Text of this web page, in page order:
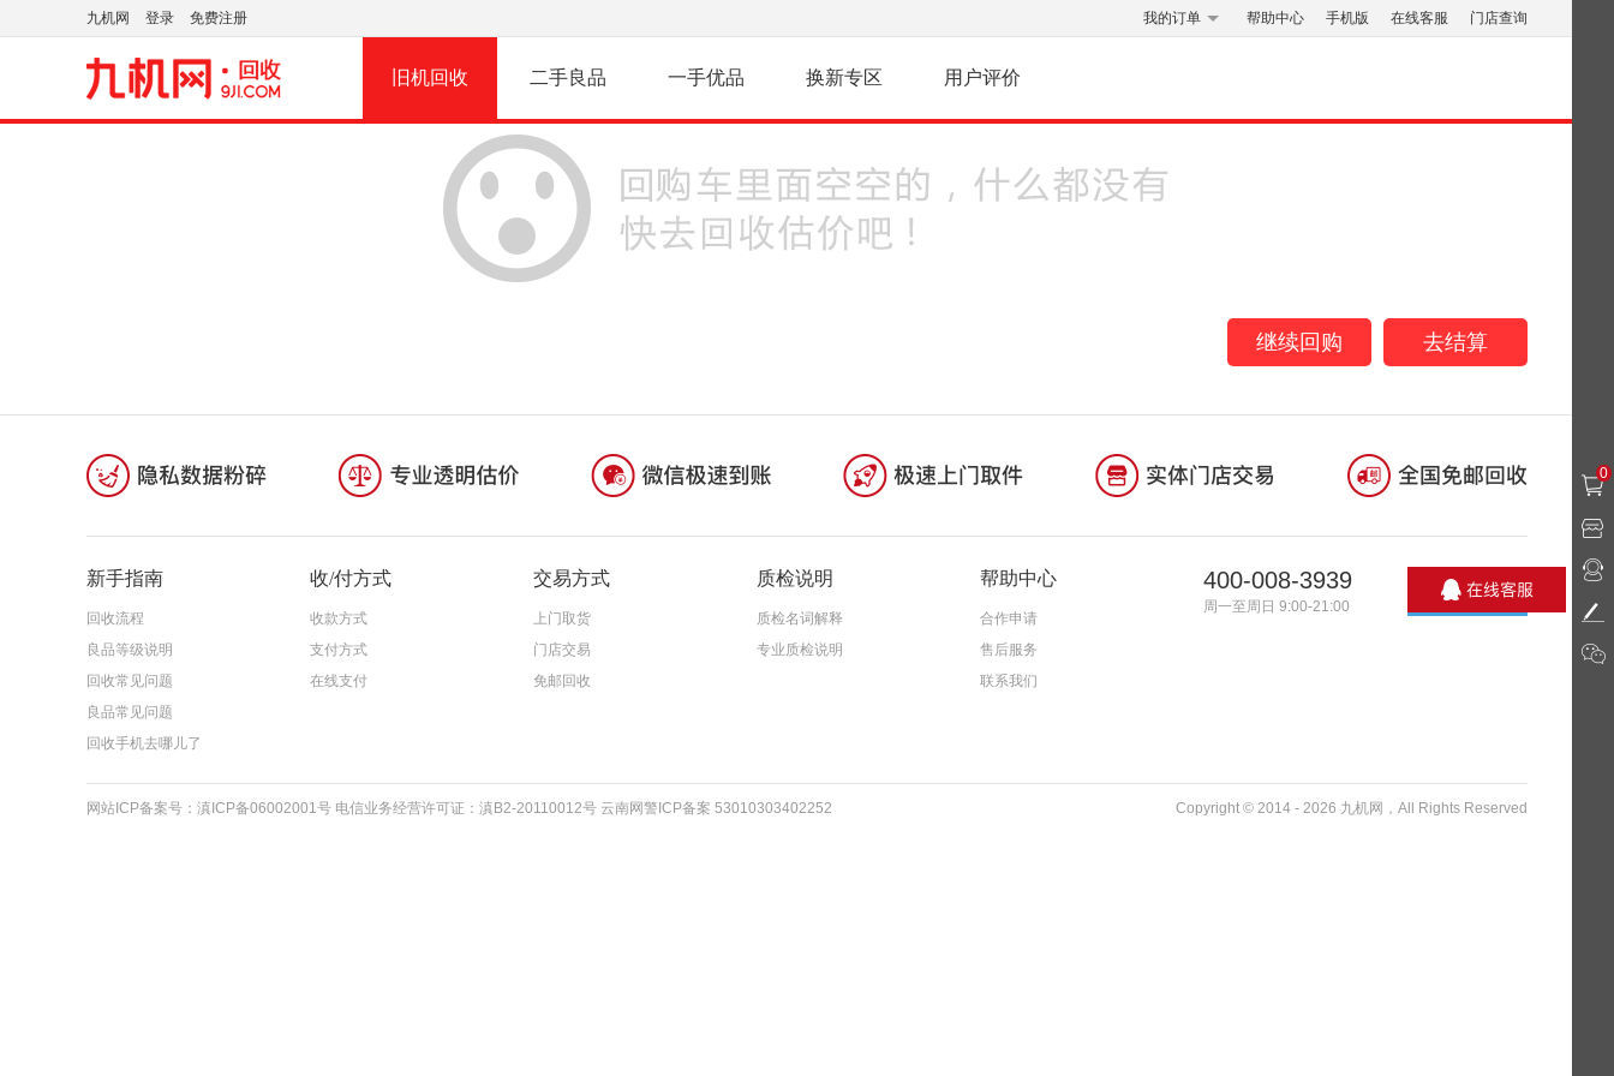
九机网 登录 免费注册 我的订单 帮助中心 手机版 在线客服 门店查询
旧机回收 二手良品 一手优品 换新专区 用户评价
去结算
继续回购
新手指南
回收流程
良品等级说明
回收常见问题
良品常见问题
回收手机去哪儿了
收/付方式
收款方式
支付方式
在线支付
交易方式
上门取货
门店交易
免邮回收
质检说明
质检名词解释
专业质检说明
帮助中心
合作申请
售后服务
联系我们
400-008-3939
周一至周日 9:00-21:00
网站ICP备案号：滇ICP备06002001号 电信业务经营许可证：滇B2-20110012号 云南网警ICP备案 53010303402252 Copyright © 2014 - 2026 九机网，All Rights Reserved
0